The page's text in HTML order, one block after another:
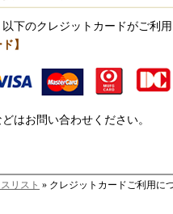
下のクレジットカードがご利
】
はお問い合わせください。
リスト » クレジットカードご利用に